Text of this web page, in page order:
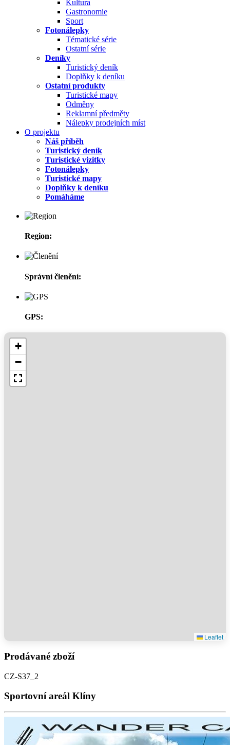
Kultura
Gastronomie
Sport
Fotonálepky
Tématické série
Ostatní série
Deníky
Turistický deník
Doplňky k deníku
Ostatní produkty
Turistické mapy
Odměny
Reklamní předměty
Nálepky prodejních míst
O projektu
Náš příběh
Turistický deník
Turistické vizitky
Fotonálepky
Turistické mapy
Doplňky k deníku
Pomáháme
Region:
Správní členění:
GPS:
+
−
Leaflet
Prodávané zboží
CZ-S37_2
Sportovní areál Klíny